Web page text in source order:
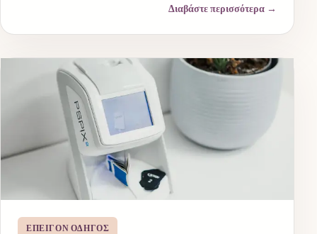
Διαβάστε περισσότερα →
ΕΠΕΊΓΟΝ ΟΔΗΓΌΣ